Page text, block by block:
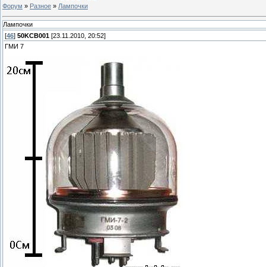
Форум » Разное » Лампочки
Лампочки
[46] 50KCB001 [23.11.2010, 20:52]
ГМИ 7